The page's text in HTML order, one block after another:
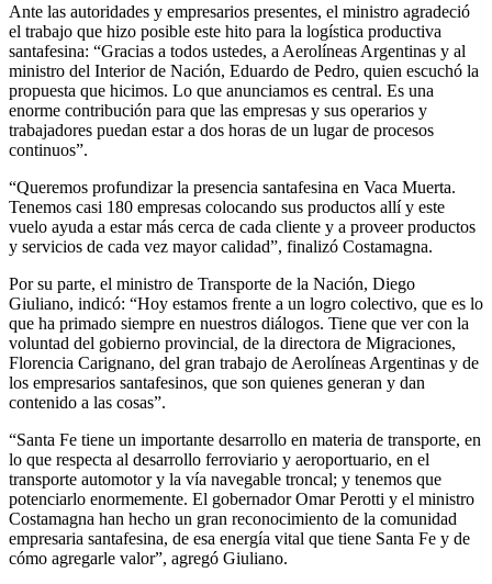
Ante las autoridades y empresarios presentes, el ministro agradeció
el trabajo que hizo posible este hito para la logística productiva
santafesina: “Gracias a todos ustedes, a Aerolíneas Argentinas y al
ministro del Interior de Nación, Eduardo de Pedro, quien escuchó la
propuesta que hicimos. Lo que anunciamos es central. Es una
enorme contribución para que las empresas y sus operarios y
trabajadores puedan estar a dos horas de un lugar de procesos
continuos”.
“Queremos profundizar la presencia santafesina en Vaca Muerta.
Tenemos casi 180 empresas colocando sus productos allí y este
vuelo ayuda a estar más cerca de cada cliente y a proveer productos
y servicios de cada vez mayor calidad”, finalizó Costamagna.
Por su parte, el ministro de Transporte de la Nación, Diego
Giuliano, indicó: “Hoy estamos frente a un logro colectivo, que es lo
que ha primado siempre en nuestros diálogos. Tiene que ver con la
voluntad del gobierno provincial, de la directora de Migraciones,
Florencia Carignano, del gran trabajo de Aerolíneas Argentinas y de
los empresarios santafesinos, que son quienes generan y dan
contenido a las cosas”.
“Santa Fe tiene un importante desarrollo en materia de transporte, en
lo que respecta al desarrollo ferroviario y aeroportuario, en el
transporte automotor y la vía navegable troncal; y tenemos que
potenciarlo enormemente. El gobernador Omar Perotti y el ministro
Costamagna han hecho un gran reconocimiento de la comunidad
empresaria santafesina, de esa energía vital que tiene Santa Fe y de
cómo agregarle valor”, agregó Giuliano.